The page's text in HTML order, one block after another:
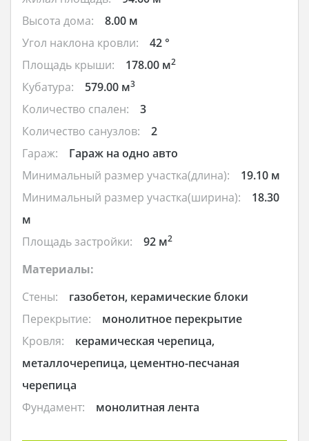
Высота дома:
8.00 м
Угол наклона кровли:
42 °
Площадь крыши:
178.00 м2
Кубатура: 579.00 м3
Количество спален:
3
Количество санузлов:
2
Гараж:
Гараж на одно авто
Минимальный размер участка(длина):
19.10 м
Минимальный размер участка(ширина):
18.30
м
Площадь застройки:
92 м2
Материалы:
Стены:
газобетон, керамические блоки
Перекрытие:
монолитное перекрытие
Кровля:
керамическая черепица,
металлочерепица, цементно-песчаная
черепица
Фундамент:
монолитная лента